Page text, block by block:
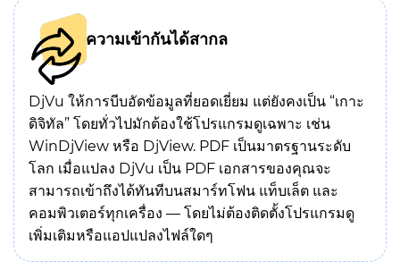
ความเข้ากันได้สากล
DjVu ให้การบีบอัดข้อมูลที่ยอดเยี่ยม แต่ยังคงเป็น “เกาะ
ดิจิทัล” โดยทั่วไปมักต้องใช้โปรแกรมดูเฉพาะ เช่น
WinDjView หรือ DjView. PDF เป็นมาตรฐานระดับ
โลก เมื่อแปลง DjVu เป็น PDF เอกสารของคุณจะ
สามารถเข้าถึงได้ทันทีบนสมาร์ทโฟน แท็บเล็ต และ
คอมพิวเตอร์ทุกเครื่อง — โดยไม่ต้องติดตั้งโปรแกรมดู
เพิ่มเติมหรือแอปแปลงไฟล์ใดๆ